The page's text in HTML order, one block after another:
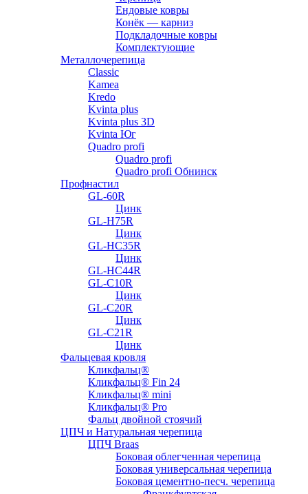
Ендовые ковры
Конёк — карниз
Подкладочные ковры
Комплектующие
Металлочерепица
Classic
Kamea
Kredo
Kvinta plus
Kvinta plus 3D
Kvinta Юг
Quadro profi
Quadro profi
Quadro profi Обнинск
Профнастил
GL-60R
Цинк
GL-H75R
Цинк
GL-HC35R
Цинк
GL-HC44R
GL-С10R
Цинк
GL-С20R
Цинк
GL-С21R
Цинк
Фальцевая кровля
Кликфальц®
Кликфальц® Fin 24
Кликфальц® mini
Кликфальц® Pro
Фальц двойной стоячий
ЦПЧ и Натуральная черепица
ЦПЧ Braas
Боковая облегченная черепица
Боковая универсальная черепица
Боковая цементно-песч. черепица